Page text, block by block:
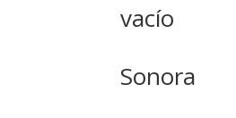
vacío
Sonora